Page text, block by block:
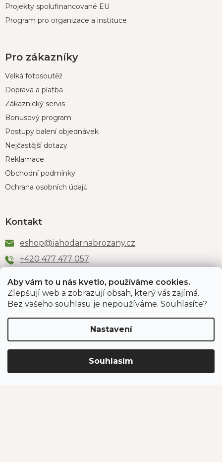
Aby vám to u nás kvetlo, používáme cookies.
Zlepšují web a zobrazují obsah, který vás zajímá.
Bez vašeho souhlasu je nepoužíváme. Souhlasíte?
Nastavení
Souhlasím
Projekty spolufinancované EU
Program pro organizace a instituce
Pro zákazníky
Velká fotosoutěž
Doprava a platba
Zákaznický servis
Bonusový program
Postupy balení objednávek
Nejčastější dotazy
Reklamace
Obchodní podmínky
Ochrana osobních údajů
Kontakt
eshop@jahodarnabrozany.cz
+420 477 477 057
Odběr newsletteru
PŘIHLÁSIT SE